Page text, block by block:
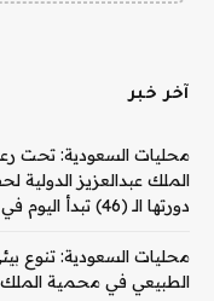
آخر خبر
محليات السعودية: تحت
الملك عبدالعزيز الدولية
دورتها الـ (46) تبدأ اليوم في مكة المكرمة
محليات السعودية: تنوع
الطبيعي في محمية الملك